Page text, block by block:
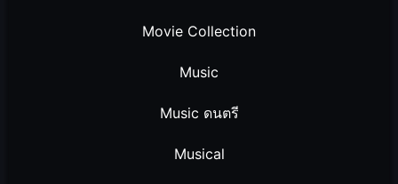
Movie Collection
Music
Music ดนตรี
Musical